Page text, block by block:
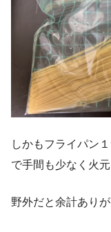
しかもフライパン
で手間も少なく火
野外だと余計ありが